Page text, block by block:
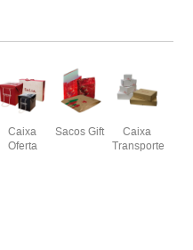
Caixa
Oferta
Sacos Gift
Caixa
Transporte